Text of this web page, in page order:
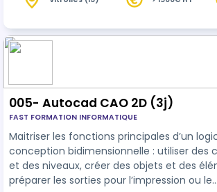
005- Autocad CAO 2D (3j)
FAST FORMATION INFORMATIQUE
Maitriser les fonctions principales d’un
conception bidimensionnelle : utiliser des
et des niveaux, créer des objets et des
préparer les sorties pour l’impression ou le